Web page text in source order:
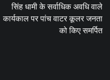
सिंह धामी के सर्वाधिक अवधि वाले
कार्यकाल पर पांच वाटर कूलर जनता
को किए समर्पित